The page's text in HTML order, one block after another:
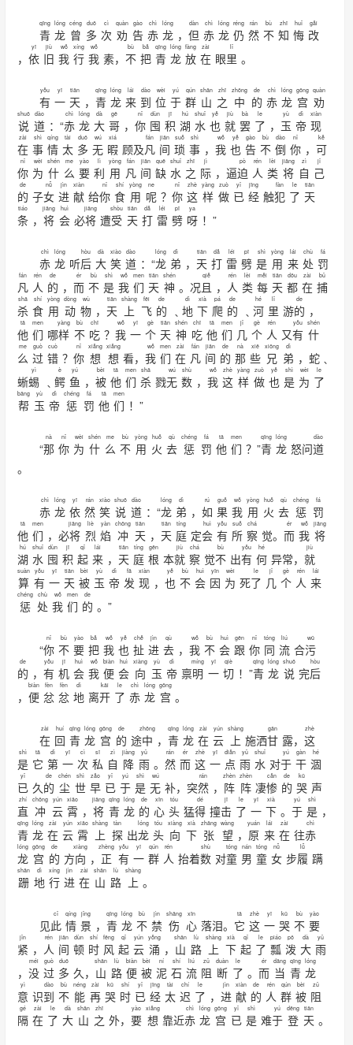
青
qīng
龙
lóng
曾
céng
多
duō
次
cì
劝
quàn
告
gào
赤
chì
龙
lóng
， 但
dàn
赤
chì
龙
lóng
仍
réng
然
rán
不
bù
知
zhī
悔
huǐ
改
gǎi
， 依
yī
旧
jiù
我
wǒ
行
xíng
我
wǒ
素， 不
bù
把
bǎ
青
qīng
龙
lóng
放
fàng
在
zài
眼里
lǐ
。
有
yǒu
一
yī
天
tiān
， 青
qīng
龙
lóng
来
lái
到
dào
位
wèi
于
yú
群
qún
山
shān
之
zhī
中
zhōng
的
de
赤
chì
龙
lóng
宫
gōng
劝
quàn
说
shuō
道
dào
：“赤
chì
龙
lóng
大
dà
哥
gē
， 你
nǐ
囤
dùn
积
jī
湖
hú
水
shuǐ
也
yě
就
jiù
罢
bà
了
le
， 玉
yù
帝
dì
现
xiàn
在
zài
事
shì
情
qíng
太
tài
多
duō
无
wú
暇
xiá
顾及凡
fán
间
jiān
琐
suǒ
事
shì
， 我
wǒ
也
yě
告
gào
不
bù
倒
dào
你
nǐ
， 可
kě
你
nǐ
为
wèi
什
shén
么
me
要
yào
利
lì
用
yòng
凡
fán
间
jiān
缺
quē
水
shuǐ
之
zhī
际
jì
，逼迫
pò
人
rén
类
lèi
将
jiāng
自
zì
己
jǐ
的
de
子女
nǚ
进
jìn
献
xiàn
给你
nǐ
食
shí
用
yòng
呢
ne
？ 你
nǐ
这
zhè
样
yàng
做
zuò
已
yǐ
经
jīng
触犯
fàn
了
le
天
tiān
条
tiáo
， 将
jiāng
会
huì
必将
jiāng
遭受
shòu
天
tiān
打
dǎ
雷
léi
劈
pī
呀
ya
！”
赤
chì
龙
lóng
听后
hòu
大
dà
笑
xiào
道
dào
：“龙
lóng
弟
dì
， 天
tiān
打
dǎ
雷
léi
劈
pī
是
shì
用
yòng
来
lái
处
chù
罚
fá
凡
fán
人
rén
的
de
， 而
ér
不
bù
是
shì
我
wǒ
们
men
天
tiān
神
shén
。况且
qiě
， 人
rén
类
lèi
每
měi
天
tiān
都
dōu
在
zài
捕
bǔ
杀
shā
食
shí
用
yòng
动
dòng
物
wù
， 天
tiān
上
shàng
飞
fēi
的
de
﹑ 地
dì
下
xià
爬
pá
的
de
﹑ 河
hé
里
lǐ
游的
de
，
他
tā
们
men
哪样
yàng
不
bù
吃
chī
？ 我
wǒ
一
yī
个
gè
天
tiān
神
shén
吃
chī
他
tā
们
men
几
jǐ
个
gè
人
rén
又有
yǒu
什
shén
么
me
过
guò
错
cuò
？ 你
nǐ
想
xiǎng
想
xiǎng
看， 我
wǒ
们
men
在
zài
凡
fán
间
jiān
的
de
那
nà
些
xiē
兄
xiōng
弟
dì
，蛇﹑
蜥蜴
yì
﹑ 鳄
è
鱼
yú
， 被
bèi
他
tā
们
men
杀
shā
戮无
wú
数
shù
， 我
wǒ
这
zhè
样
yàng
做
zuò
也
yě
是
shì
为
wèi
了
le
帮
bāng
玉
yù
帝
dì
惩
chéng
罚
fá
他
tā
们
men
！”
“那
nà
你
nǐ
为
wèi
什
shén
么
me
不
bù
用
yòng
火
huǒ
去
qù
惩
chéng
罚
fá
他
tā
们
men
？”青
qīng
龙
lóng
怒问道
dào
。
赤
chì
龙
lóng
依
yī
然
rán
笑
xiào
说
shuō
道
dào
：“龙
lóng
弟
dì
， 如
rú
果
guǒ
我
wǒ
用
yòng
火
huǒ
去
qù
惩
chéng
罚
fá
他
tā
们
men
，必将
jiāng
烈
liè
焰
yàn
冲
chōng
天
tiān
， 天
tiān
庭
tíng
定会
huì
有
yǒu
所
suǒ
察
chá
觉。 而
ér
我
wǒ
将
jiāng
湖
hú
水
shuǐ
囤
dùn
积
jī
起
qǐ
来
lái
， 天
tiān
庭
tíng
根
gēn
本就
jiù
察
chá
觉不
bù
出有
yǒu
何
hé
异常， 就
jiù
算
suàn
有
yǒu
一
yī
天
tiān
被
bèi
玉
yù
帝
dì
发
fā
现
xiàn
， 也
yě
不
bù
会
huì
因
yīn
为
wèi
死了
le
几
jǐ
个
gè
人
rén
来
lái
惩
chéng
处
chù
我
wǒ
们
men
的
de
。”
“你
nǐ
不
bù
要
yào
把
bǎ
我
wǒ
也
yě
扯
chě
进
jìn
去
qù
， 我
wǒ
不
bù
会
huì
跟
gēn
你
nǐ
同
tóng
流
liú
合污
wū
的
de
， 有
yǒu
机
jī
会
huì
我
wǒ
便
biàn
会
huì
向
xiàng
玉
yù
帝
dì
禀明
míng
一
yī
切
qiè
！”青
qīng
龙
lóng
说
shuō
完后
hòu
， 便
biàn
忿
fèn
忿
fèn
地
dì
离开
kāi
了
le
赤
chì
龙
lóng
宫
gōng
。
在
zài
回
huí
青
qīng
龙
lóng
宫
gōng
的
de
途中
zhōng
， 青
qīng
龙
lóng
在
zài
云
yún
上
shàng
施洒甘
gān
露， 这
zhè
是
shì
它
tā
第
dì
一
yī
次
cì
私
sī
自
zì
降
jiàng
雨
yǔ
。 然
rán
而
ér
这
zhè
一
yī
点
diǎn
雨
yǔ
水
shuǐ
对于
yú
干
gàn
涸
hé
已
yǐ
久的
de
尘
chén
世
shì
早
zǎo
已
yǐ
于
yú
是
shì
无
wú
补，突然
rán
， 阵
zhèn
阵
zhèn
凄惨
cǎn
的
de
哭
kū
声
直
zhí
冲
chōng
云
yún
霄
xiāo
， 将
jiāng
青
qīng
龙
lóng
的
de
心
xīn
头
tóu
猛得
dé
撞击
jī
了
le
一
yī
下
xià
。 于
yú
是
shì
，
青
qīng
龙
lóng
在
zài
云
yún
霄
xiāo
上
shàng
探
tàn
出龙
lóng
头
tóu
向
xiàng
下
xià
张
zhāng
望
wàng
， 原
yuán
来
lái
在
zài
往赤
chì
龙
lóng
宫
gōng
的
de
方向
xiàng
， 正
zhèng
有
yǒu
一
yī
群
qún
人
rén
抬着数
shù
对童
tóng
男
nán
童
tóng
女
nǚ
步履
lǚ
蹒
跚
shān
地
dì
行
xíng
进
jìn
在
zài
山
shān
路
lù
上
shàng
。
见此
cǐ
情
qíng
景
jǐng
， 青
qīng
龙
lóng
不
bù
禁
jìn
伤
shāng
心
xīn
落泪。 它
tā
这
zhè
一
yī
哭
kū
不
bù
要
yào
紧
jǐn
， 人
rén
间
jiān
顿
dùn
时
shí
风
fēng
起
qǐ
云
yún
涌
yǒng
， 山
shān
路
lù
上
shàng
下
xià
起
qǐ
了
le
瓢
piáo
泼
pō
大
dà
雨
yǔ
， 没
méi
过
guò
多
duō
久， 山
shān
路
lù
便
biàn
被
bèi
泥
ní
石
shí
流
liú
阻
zǔ
断
duàn
了
le
。 而
ér
当
dāng
青
qīng
龙
lóng
意
yì
识到
dào
不
bù
能
néng
再
zài
哭
kū
时
shí
已
yǐ
经
jīng
太
tài
迟
chí
了
le
， 进
jìn
献
xiàn
的
de
人
rén
群
qún
被
bèi
阻
zǔ
隔
gé
在
zài
了
le
大
dà
山
shān
之
zhī
外， 要
yào
想
xiǎng
靠近赤
chì
龙
lóng
宫
gōng
已
yǐ
是
shì
难于
yú
登
dēng
天
tiān
。